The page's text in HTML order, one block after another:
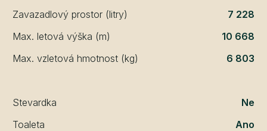
Zavazadlový prostor (litry)
7 228
Max. letová výška (m)
10 668
Max. vzletová hmotnost (kg)
6 803
Stevardka
Ne
Toaleta
Ano